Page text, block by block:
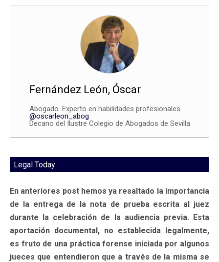
Fernández León, Óscar
Abogado. Experto en habilidades profesionales
@oscarleon_abog
Decano del Ilustre Colegio de Abogados de Sevilla
Legal Today
En anteriores post hemos ya resaltado la importancia
de la entrega de la nota de prueba escrita al juez
durante la celebración de la audiencia previa. Esta
aportación documental, no establecida legalmente,
es fruto de una práctica forense iniciada por algunos
jueces que entendieron que a través de la misma se